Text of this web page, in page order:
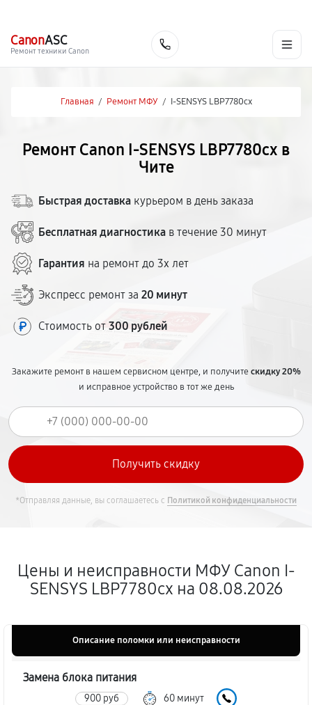
CanonASC
Ремонт техники Canon
Главная / Ремонт МФУ / I-SENSYS LBP7780cx
Ремонт Canon I-SENSYS LBP7780cx в
Чите
Быстрая доставка курьером в день заказа
Бесплатная диагностика в течение 30 минут
Гарантия на ремонт до 3х лет
Экспресс ремонт за 20 минут
Стоимость от 300 рублей
Закажите ремонт в нашем сервисном центре, и получитескидку 20%
и исправное устройство в тот же день
*Отправляя данные, вы соглашаетесь с Политикой конфиденциальности
Цены и неисправности МФУ Canon I-
SENSYS LBP7780cx на 08.08.2026
Описание поломки или неисправности
Замена блока питания
900 руб 60 минут